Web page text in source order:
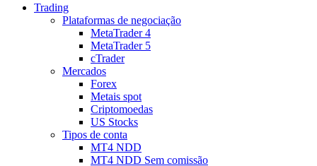
Trading
Plataformas de negociação
MetaTrader 4
MetaTrader 5
cTrader
Mercados
Forex
Metais spot
Criptomoedas
US Stocks
Tipos de conta
MT4 NDD
MT4 NDD Sem comissão